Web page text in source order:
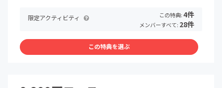
限定アクティビティ この特典:4件
メンバーすべて: 28件
この特典を選ぶ